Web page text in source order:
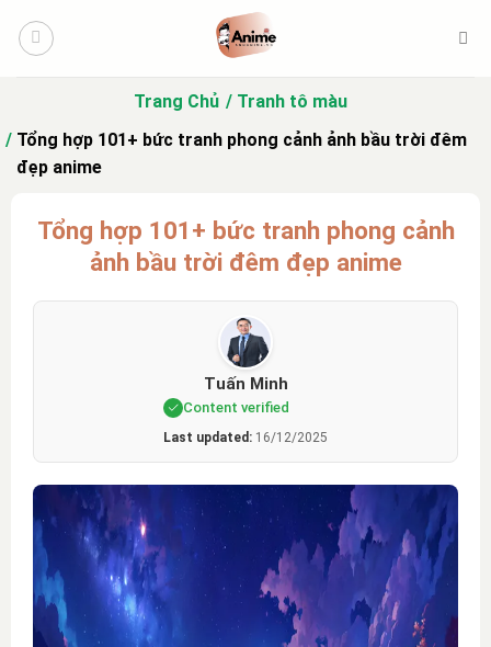
qua
Trang Chủ
Tranh tô màu
Tổng hợp 101+ bức tranh phong cảnh ảnh bầu trời đêm
đẹp anime
Tổng hợp 101+ bức tranh phong cảnh
ảnh bầu trời đêm đẹp anime
Tuấn Minh
Content verified
Last updated: 16/12/2025